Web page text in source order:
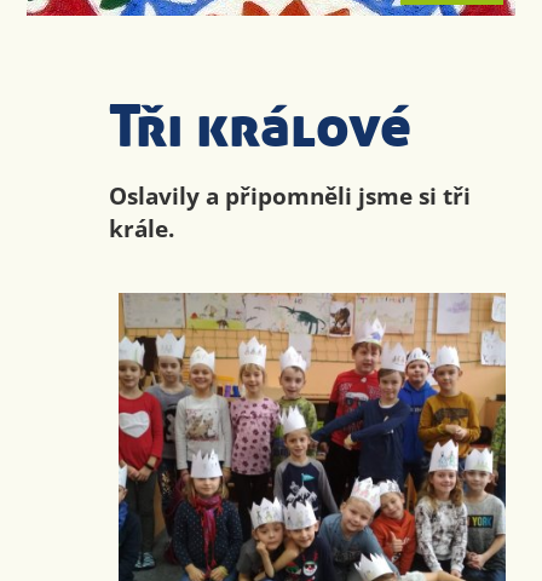
Tři králové
Oslavily a připomněli jsme si tři
krále.